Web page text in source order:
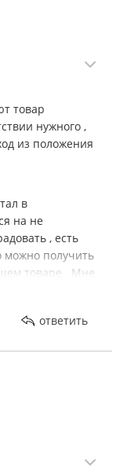
товар
нужного ,
из положения
в
на не
, есть
можно получить
товаре . Мне
по тому что
ответить